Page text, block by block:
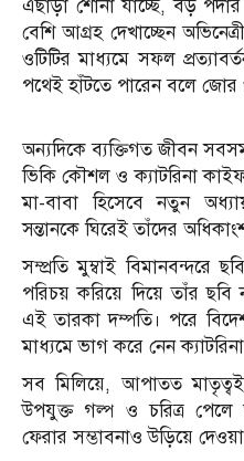
এছাড়া শোনা যাচ্ছে, বড় পর্দার
বেশি আগ্রহ দেখাচ্ছেন
ওটিটির মাধ্যমে সফল
পথেই হাঁটতে পারেন বলে জোর
অন্যদিকে ব্যক্তিগত জীবন
ভিকি কৌশল ও ক্যাটরিনা
মা-বাবা হিসেবে নতুন
সন্তানকে ঘিরেই তাঁদের
সম্প্রতি মুম্বাই বিমানবন্দরে
পরিচয় করিয়ে দিয়ে তাঁর
এই তারকা দম্পতি। পরে
মাধ্যমে ভাগ করে নেন
সব মিলিয়ে, আপাতত মাতৃত্বই
উপযুক্ত গল্প ও চরিত্র পেলে
ফেরার সম্ভাবনাও উড়িয়ে দেওয়া